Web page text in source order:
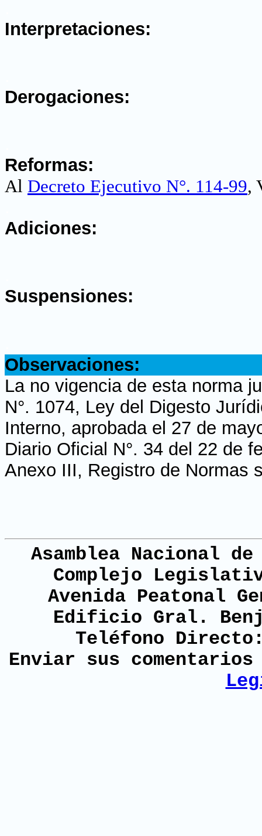
Interpretaciones:
Derogaciones:
Reformas:
Al Decreto Ejecutivo N°. 114-99,
Adiciones:
Suspensiones:
Observaciones:
La no vigencia de esta norma
N°. 1074, Ley del Digesto
Interno, aprobada el 27 de
Diario Oficial N°. 34 del 22 de
Anexo III, Registro de Normas
Asamblea Nacional
Complejo
Avenida Peatonal
Edificio Gral.
Teléfono
Enviar sus